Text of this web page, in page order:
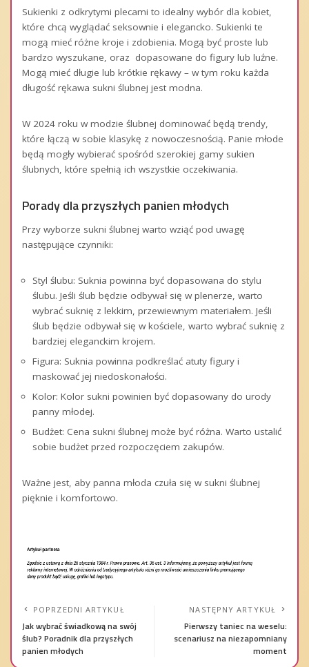
Sukienki z odkrytymi plecami to idealny wybór dla kobiet,
które chcą wyglądać seksownie i elegancko. Sukienki te
mogą mieć różne kroje i zdobienia. Mogą być proste lub
bardzo wyszukane, oraz dopasowane do figury lub luźne.
Mogą mieć długie lub krótkie rękawy – w tym roku każda
długość rękawa sukni ślubnej jest modna.
W 2024 roku w modzie ślubnej dominować będą trendy,
które łączą w sobie klasykę z nowoczesnością. Panie młode
będą mogły wybierać spośród szerokiej gamy sukien
ślubnych, które spełnią ich wszystkie oczekiwania.
Porady dla przyszłych panien młodych
Przy wyborze sukni ślubnej warto wziąć pod uwagę
następujące czynniki:
Styl ślubu: Suknia powinna być dopasowana do stylu
ślubu. Jeśli ślub będzie odbywał się w plenerze, warto
wybrać suknię z lekkim, przewiewnym materiałem. Jeśli
ślub będzie odbywał się w kościele, warto wybrać suknię z
bardziej eleganckim krojem.
Figura: Suknia powinna podkreślać atuty figury i
maskować jej niedoskonałości.
Kolor: Kolor sukni powinien być dopasowany do urody
panny młodej.
Budżet: Cena sukni ślubnej może być różna. Warto ustalić
sobie budżet przed rozpoczęciem zakupów.
Ważne jest, aby panna młoda czuła się w sukni ślubnej
pięknie i komfortowo.
POPRZEDNI ARTYKUŁ
Jak wybrać świadkową na swój
ślub? Poradnik dla przyszłych
panien młodych
NASTĘPNY ARTYKUŁ
Pierwszy taniec na weselu:
scenariusz na niezapomniany
moment